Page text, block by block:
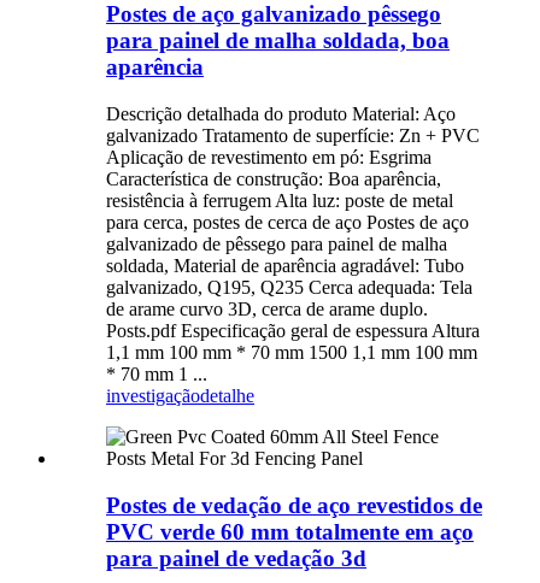
Postes de aço galvanizado pêssego
para painel de malha soldada, boa
aparência
Descrição detalhada do produto Material: Aço
galvanizado Tratamento de superfície: Zn + PVC
Aplicação de revestimento em pó: Esgrima
Característica de construção: Boa aparência,
resistência à ferrugem Alta luz: poste de metal
para cerca, postes de cerca de aço Postes de aço
galvanizado de pêssego para painel de malha
soldada, Material de aparência agradável: Tubo
galvanizado, Q195, Q235 Cerca adequada: Tela
de arame curvo 3D, cerca de arame duplo.
Posts.pdf Especificação geral de espessura Altura
1,1 mm 100 mm * 70 mm 1500 1,1 mm 100 mm
* 70 mm 1 ...
investigaçãodetalhe
Postes de vedação de aço revestidos de
PVC verde 60 mm totalmente em aço
para painel de vedação 3d